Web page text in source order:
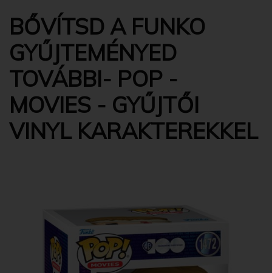
BŐVÍTSD A FUNKO
GYŰJTEMÉNYED
TOVÁBBI- POP -
MOVIES - GYŰJTŐI
VINYL KARAKTEREKKEL